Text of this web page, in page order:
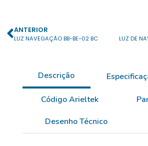
ANTERIOR
LUZ NAVEGAÇÃO BB-BE-02 BC LUZ DE
Descrição
Código Arieltek
Desenho Técnico